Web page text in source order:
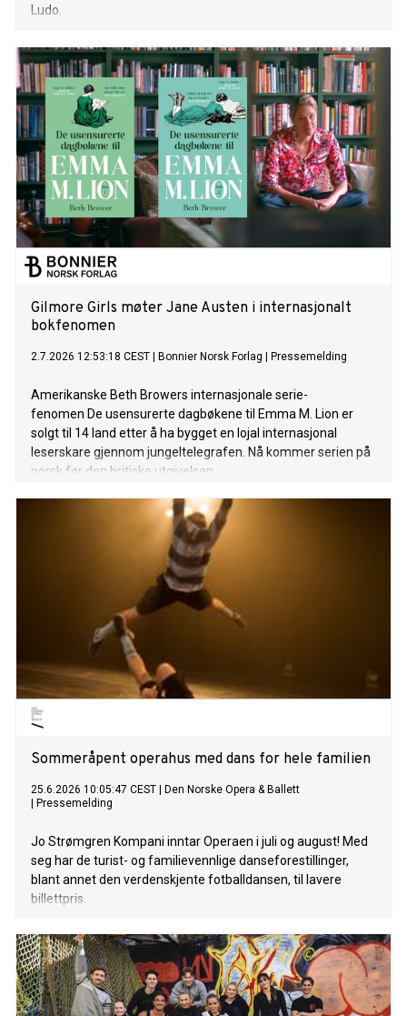
Ludo.
Gilmore Girls møter Jane Austen i internasjonalt
bokfenomen
2.7.2026 12:53:18 CEST Bonnier Norsk Forlag Pressemelding
Amerikanske Beth Browers internasjonale serie-
fenomen De usensurerte dagbøkene til Emma M. Lion er
solgt til 14 land etter å ha bygget en lojal internasjonal
leserskare gjennom jungeltelegrafen. Nå kommer serien på
norsk før den britiske utgivelsen.
Sommeråpent operahus med dans for hele familien
25.6.2026 10:05:47 CEST
Den Norske Opera & Ballett
Pressemelding
Jo Strømgren Kompani inntar Operaen i juli og august! Med
seg har de turist- og familievennlige danseforestillinger,
blant annet den verdenskjente fotballdansen, til lavere
billettpris.